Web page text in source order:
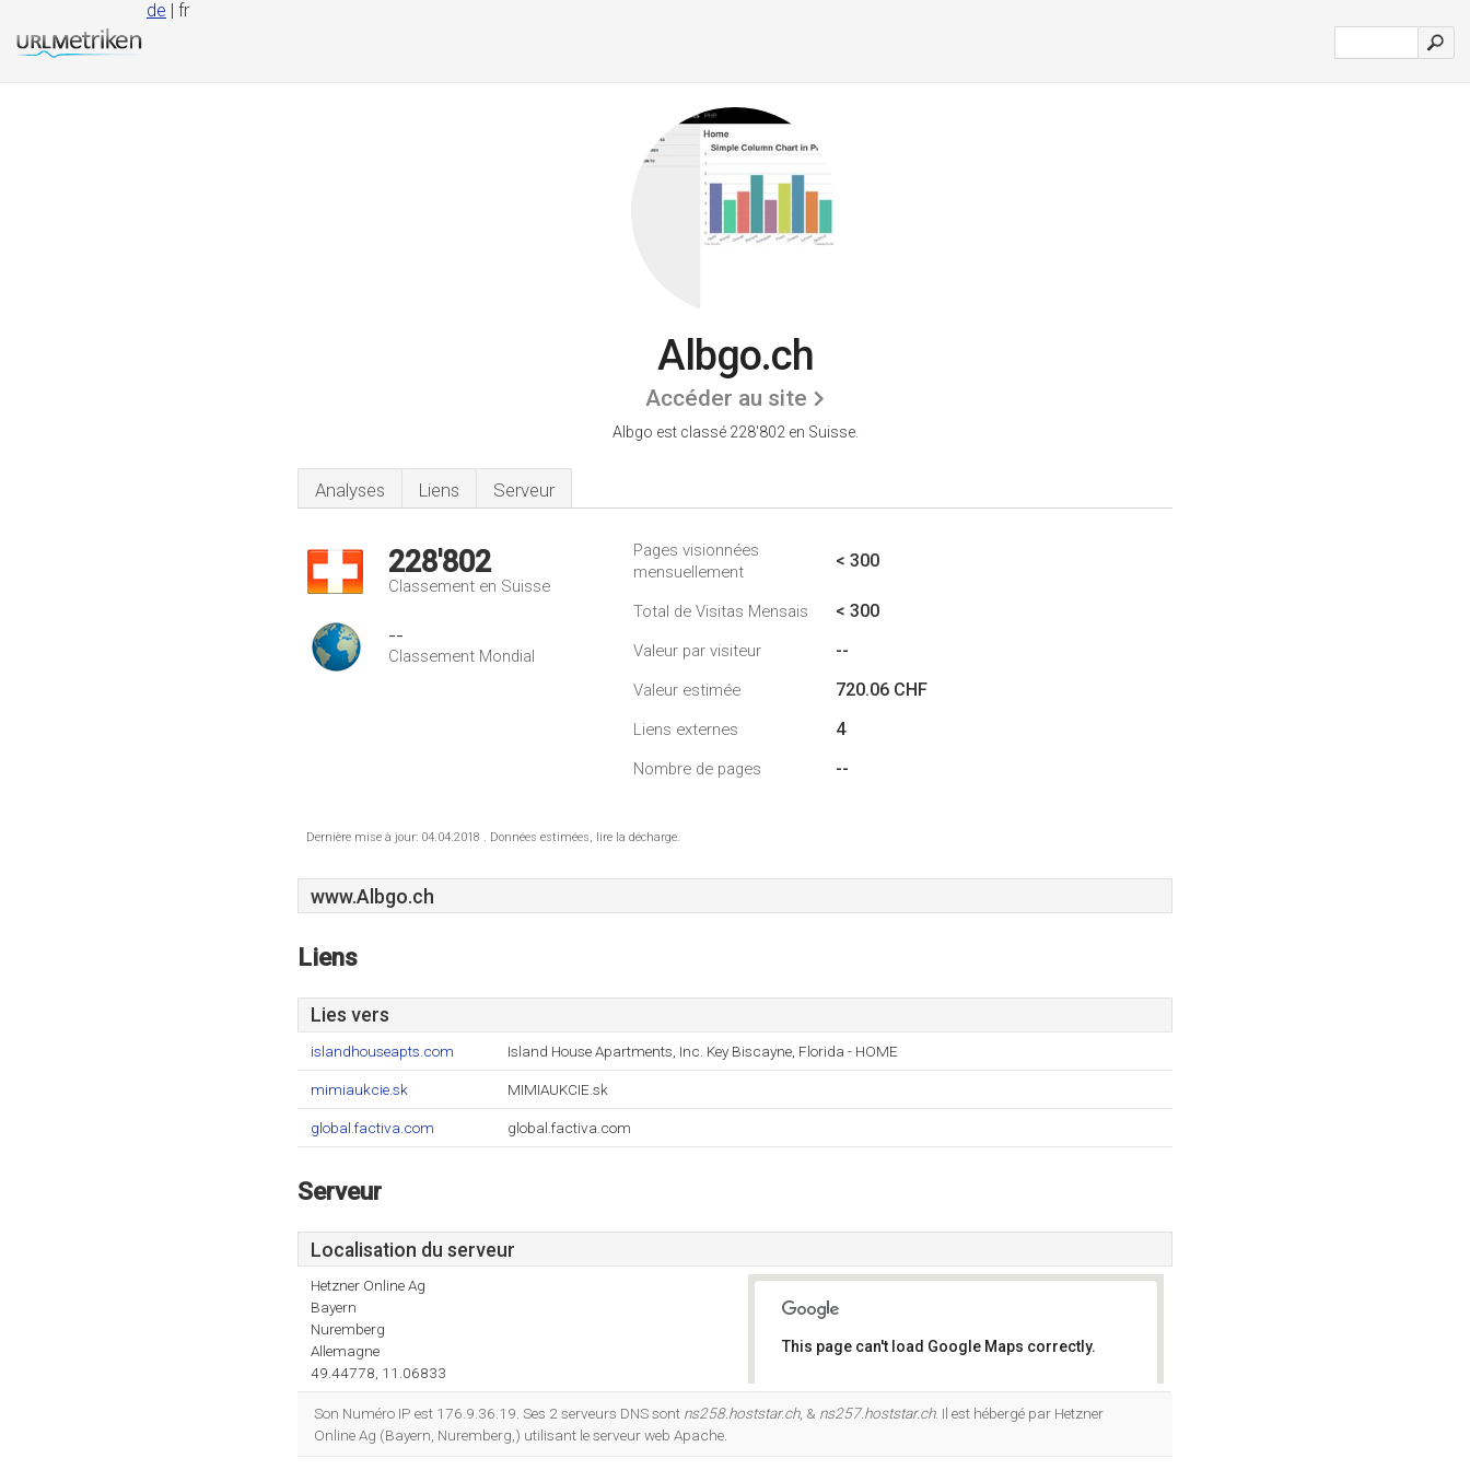
de | fr
Albgo.ch
Accéder au site
Albgo est classé 228'802 en Suisse.
Analyses Liens Serveur
228'802
Classement en Suisse
--
Classement Mondial
Pages visionnées
mensuellement
< 300
Total de Visitas Mensais < 300
Valeur par visiteur --
Valeur estimée 720.06 CHF
Liens externes 4
Nombre de pages --
Dernière mise à jour: 04.04.2018 . Données estimées, lire la décharge.
www.Albgo.ch
Liens
Lies vers
islandhouseapts.com Island House Apartments, Inc. Key Biscayne, Florida - HOME
mimiaukcie.sk MIMIAUKCIE.sk
global.factiva.com global.factiva.com
Serveur
Localisation du serveur
Hetzner Online Ag
Bayern
Nuremberg
Allemagne
49.44778, 11.06833
This page can't load Google Maps correctly.
Son Numéro IP est 176.9.36.19. Ses 2 serveurs DNS sont ns258.hoststar.ch, & ns257.hoststar.ch. Il est hébergé par Hetzner
Online Ag (Bayern, Nuremberg,) utilisant le serveur web Apache.